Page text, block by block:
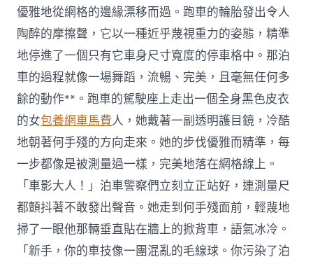
優雅地從網格的邊緣漂移而過。跑車的輪胎發出令人
陶醉的摩擦聲，它以一種近乎蔑視重力的姿態，精準
地停進了一個只有它車身尺寸寬度的停車格中。那泊
車的過程就像一場舞蹈，流暢、完美，且毫無任何多
餘的動作**。跑車的駕駛座上走出一個全身黑色皮衣
的女包養網車馬費人，她戴著一副透明護目鏡，冷酷
地朝著何手殘的方向走來。她的步伐優雅而精準，每
一步都像是被測量過一樣，完美地落在網格線上。
「車影大人！」泊車警察們立刻立正站好，連測量尺
都顫抖著不敢發出聲音。她走到何手殘面前，輕蔑地
掃了一眼他那輛垂直貼在牆上的掀背車，語氣冰冷。
「新手，你的車技像一團混亂的毛線球。你污染了泊